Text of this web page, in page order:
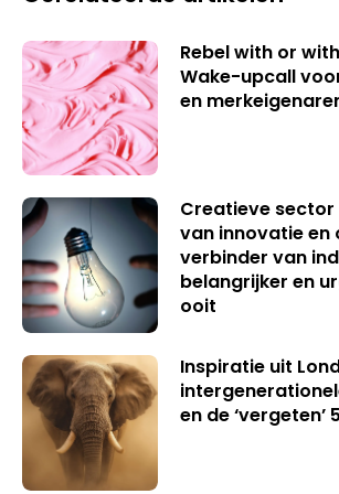
Rebel with or
Wake-upcall
en
Creatieve
van innovatie en
verbinder van
belangrijker en
ooit
Inspiratie uit
en de ‘vergeten’